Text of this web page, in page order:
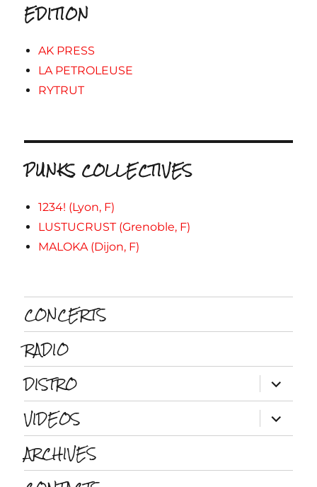
EDITION
AK PRESS
LA PETROLEUSE
RYTRUT
PUNKS COLLECTIVES
1234! (Lyon, F)
LUSTUCRUST (Grenoble, F)
MALOKA (Dijon, F)
CONCERTS
RADIO
DISTRO
ouvrir
le
sous-
menu
VIDEOS ouvrir
le
sous-
ARCHIVES